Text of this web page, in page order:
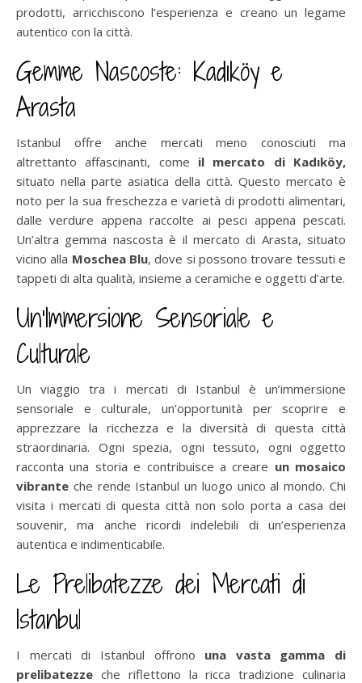
prodotti, arricchiscono l’esperienza e creano un legame
autentico con la città.
Gemme Nascoste: Kadıköy e
Arasta
Istanbul offre anche mercati meno conosciuti ma
altrettanto affascinanti, come il mercato di Kadıköy,
situato nella parte asiatica della città. Questo mercato è
noto per la sua freschezza e varietà di prodotti alimentari,
dalle verdure appena raccolte ai pesci appena pescati.
Un’altra gemma nascosta è il mercato di Arasta, situato
vicino alla Moschea Blu, dove si possono trovare tessuti e
tappeti di alta qualità, insieme a ceramiche e oggetti d’arte.
Un’Immersione Sensoriale e
Culturale
Un viaggio tra i mercati di Istanbul è un’immersione
sensoriale e culturale, un’opportunità per scoprire e
apprezzare la ricchezza e la diversità di questa città
straordinaria. Ogni spezia, ogni tessuto, ogni oggetto
racconta una storia e contribuisce a creare un mosaico
vibrante che rende Istanbul un luogo unico al mondo. Chi
visita i mercati di questa città non solo porta a casa dei
souvenir, ma anche ricordi indelebili di un’esperienza
autentica e indimenticabile.
Le Prelibatezze dei Mercati di
Istanbul
I mercati di Istanbul offrono una vasta gamma di
prelibatezze che riflettono la ricca tradizione culinaria